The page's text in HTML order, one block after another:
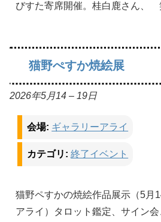
びすた寄席開催。桂白鹿さん、
猫野ぺすか焼絵展
2026年5月14 – 19日
会場: ギャラリーアライ
カテゴリ: 終了イベント
猫野ペすかの焼絵作品展示（5月
アライ）タロット鑑定、サイン